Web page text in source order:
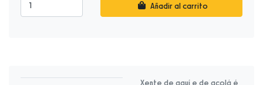
Añadir al carrito
Xente de aquí e de acolá é